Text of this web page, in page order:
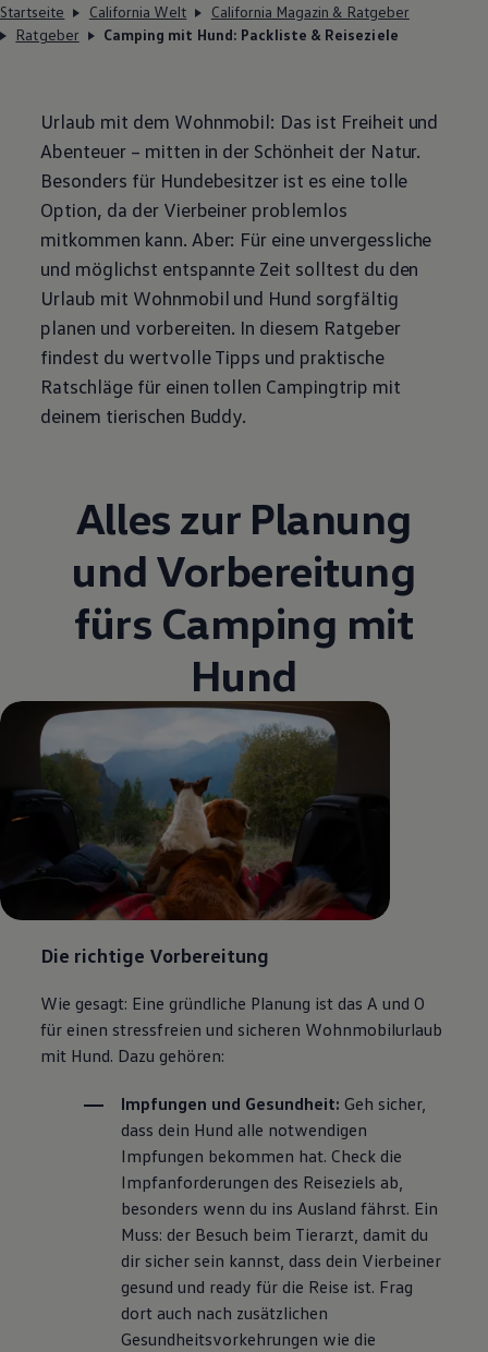
Startseite California Welt
California Magazin & Ratgeber
Ratgeber
Camping mit Hund: Packliste & Reiseziele
Urlaub mit dem Wohnmobil: Das ist Freiheit und
Abenteuer – mitten in der Schönheit der Natur.
Besonders für Hundebesitzer ist es eine tolle
Option, da der Vierbeiner problemlos
mitkommen kann. Aber: Für eine unvergessliche
und möglichst entspannte Zeit solltest du den
Urlaub mit Wohnmobil und Hund sorgfältig
planen und vorbereiten. In diesem Ratgeber
findest du wertvolle Tipps und praktische
Ratschläge für einen tollen Campingtrip mit
deinem tierischen Buddy.
Alles zur Planung
und Vorbereitung
fürs Camping mit
Hund
Die richtige Vorbereitung
Wie gesagt: Eine gründliche Planung ist das A und O
für einen stressfreien und sicheren Wohnmobilurlaub
mit Hund. Dazu gehören:
Impfungen und Gesundheit: Geh sicher,
dass dein Hund alle notwendigen
Impfungen bekommen hat. Check die
Impfanforderungen des Reiseziels ab,
besonders wenn du ins Ausland fährst. Ein
Muss: der Besuch beim Tierarzt, damit du
dir sicher sein kannst, dass dein Vierbeiner
gesund und ready für die Reise ist. Frag
dort auch nach zusätzlichen
Gesundheitsvorkehrungen wie die